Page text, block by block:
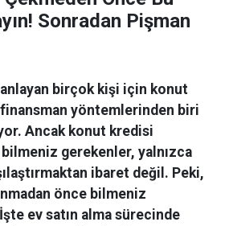
Sonradan Pişman
birçok kişi için konut
yöntemlerinden biri
Ancak konut kredisi
gerekenler, yalnızca
ibaret değil. Peki,
önce bilmeniz
ev satın alma sürecinde